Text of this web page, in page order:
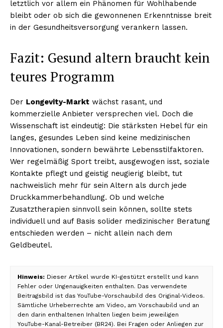
letztlich vor allem ein Phänomen für Wohlhabende
bleibt oder ob sich die gewonnenen Erkenntnisse breit
in der Gesundheitsversorgung verankern lassen.
Fazit: Gesund altern braucht kein
teures Programm
Der Longevity-Markt wächst rasant, und
kommerzielle Anbieter versprechen viel. Doch die
Wissenschaft ist eindeutig: Die stärksten Hebel für ein
langes, gesundes Leben sind keine medizinischen
Innovationen, sondern bewährte Lebensstilfaktoren.
Wer regelmäßig Sport treibt, ausgewogen isst, soziale
Kontakte pflegt und geistig neugierig bleibt, tut
nachweislich mehr für sein Altern als durch jede
Druckkammerbehandlung. Ob und welche
Zusatztherapien sinnvoll sein können, sollte stets
individuell und auf Basis solider medizinischer Beratung
entschieden werden – nicht allein nach dem
Geldbeutel.
Hinweis: Dieser Artikel wurde KI-gestützt erstellt und kann
Fehler oder Ungenauigkeiten enthalten. Das verwendete
Beitragsbild ist das YouTube-Vorschaubild des Original-Videos.
Sämtliche Urheberrechte am Video, am Vorschaubild und an
den darin enthaltenen Inhalten liegen beim jeweiligen
YouTube-Kanal-Betreiber (BR24). Bei Fragen oder Anliegen zur